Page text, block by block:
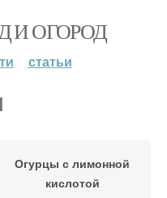
И ОГОРОД
статьи
Огурцы с лимонной
кислотой